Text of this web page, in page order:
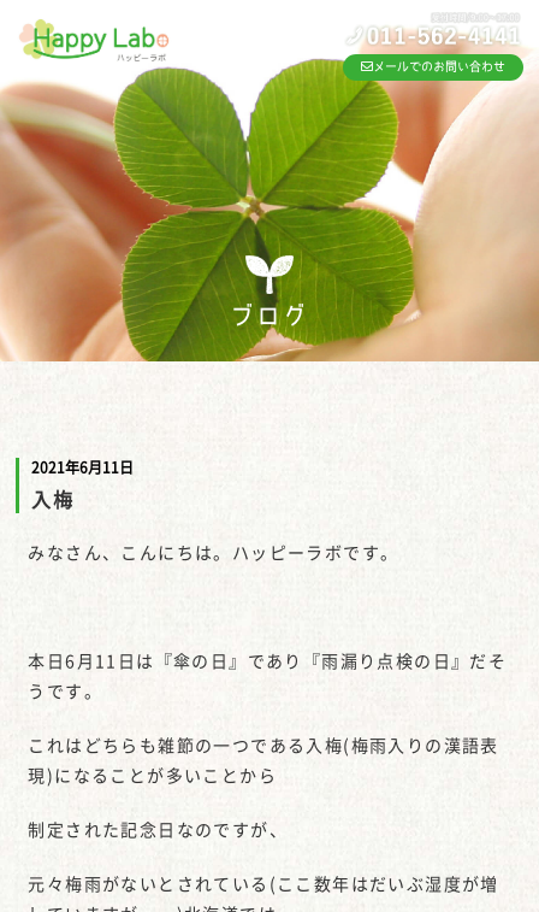
メールでのお問い合わせ
ブログ
2021年6月11日
入梅
みなさん、こんにちは。ハッピーラボです。
本日6月11日は『傘の日』であり『雨漏り点検の日』だそ
うです。
これはどちらも雑節の一つである入梅(梅雨入りの漢語表
現)になることが多いことから
制定された記念日なのですが、
元々梅雨がないとされている(ここ数年はだいぶ湿度が増